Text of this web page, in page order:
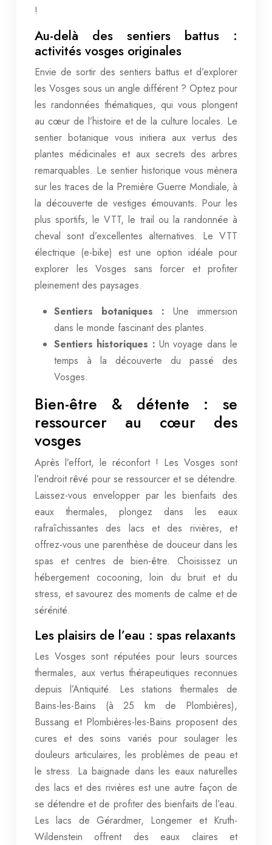
!
Au-delà des sentiers battus :
activités vosges originales
Envie de sortir des sentiers battus et d’explorer
les Vosges sous un angle différent ? Optez pour
les randonnées thématiques, qui vous plongent
au cœur de l’histoire et de la culture locales. Le
sentier botanique vous initiera aux vertus des
plantes médicinales et aux secrets des arbres
remarquables. Le sentier historique vous mènera
sur les traces de la Première Guerre Mondiale, à
la découverte de vestiges émouvants. Pour les
plus sportifs, le VTT, le trail ou la randonnée à
cheval sont d’excellentes alternatives. Le VTT
électrique (e-bike) est une option idéale pour
explorer les Vosges sans forcer et profiter
pleinement des paysages.
Sentiers botaniques : Une immersion
dans le monde fascinant des plantes.
Sentiers historiques : Un voyage dans le
temps à la découverte du passé des
Vosges.
Bien-être & détente : se
ressourcer au cœur des
vosges
Après l’effort, le réconfort ! Les Vosges sont
l’endroit rêvé pour se ressourcer et se détendre.
Laissez-vous envelopper par les bienfaits des
eaux thermales, plongez dans les eaux
rafraîchissantes des lacs et des rivières, et
offrez-vous une parenthèse de douceur dans les
spas et centres de bien-être. Choisissez un
hébergement cocooning, loin du bruit et du
stress, et savourez des moments de calme et de
sérénité.
Les plaisirs de l’eau : spas relaxants
Les Vosges sont réputées pour leurs sources
thermales, aux vertus thérapeutiques reconnues
depuis l’Antiquité. Les stations thermales de
Bains-les-Bains (à 25 km de Plombières),
Bussang et Plombières-les-Bains proposent des
cures et des soins variés pour soulager les
douleurs articulaires, les problèmes de peau et
le stress. La baignade dans les eaux naturelles
des lacs et des rivières est une autre façon de
se détendre et de profiter des bienfaits de l’eau.
Les lacs de Gérardmer, Longemer et Kruth-
Wildenstein offrent des eaux claires et